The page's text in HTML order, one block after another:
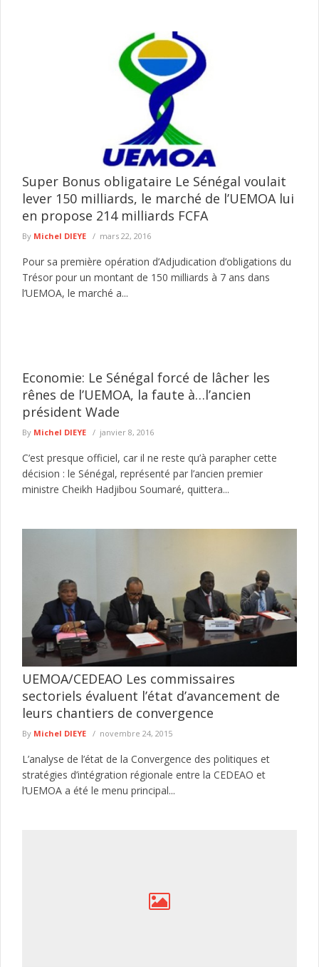
Super Bonus obligataire Le Sénégal voulait
lever 150 milliards, le marché de l’UEMOA lui
en propose 214 milliards FCFA
By Michel DIEYE mars 22, 2016
Pour sa première opération d’Adjudication d’obligations du
Trésor pour un montant de 150 milliards à 7 ans dans
l’UEMOA, le marché a...
Economie: Le Sénégal forcé de lâcher les
rênes de l’UEMOA, la faute à…l’ancien
président Wade
By Michel DIEYE janvier 8, 2016
C’est presque officiel, car il ne reste qu’à parapher cette
décision : le Sénégal, représenté par l’ancien premier
ministre Cheikh Hadjibou Soumaré, quittera...
UEMOA/CEDEAO Les commissaires
sectoriels évaluent l’état d’avancement de
leurs chantiers de convergence
By Michel DIEYE novembre 24, 2015
L’analyse de l’état de la Convergence des politiques et
stratégies d’intégration régionale entre la CEDEAO et
l’UEMOA a été le menu principal...